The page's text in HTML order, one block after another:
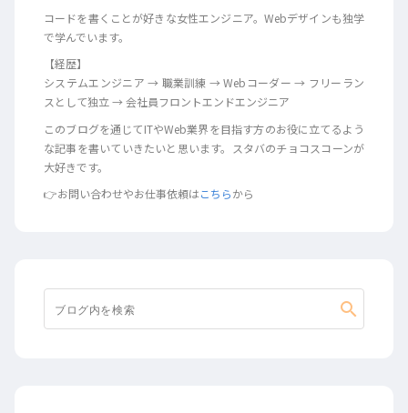
コードを書くことが好きな女性エンジニア。Webデザインも独学
で学んでいます。
【経歴】
システムエンジニア → 職業訓練 → Webコーダー → フリーラン
スとして独立 → 会社員フロントエンドエンジニア
このブログを通じてITやWeb業界を目指す方のお役に立てるよう
な記事を書いていきたいと思います。スタバのチョコスコーンが
大好きです。
👉お問い合わせやお仕事依頼はこちらから
search